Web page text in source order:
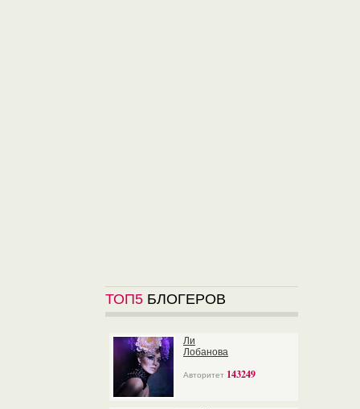
ТОП5 БЛОГЕРОВ
Ли
Лобанова
Авторитет 143249